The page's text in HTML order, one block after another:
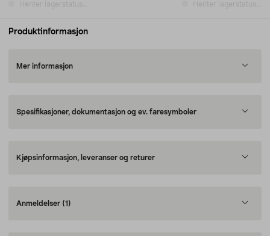
Henter lagerstatus... Henter lagerstatus...
Produktinformasjon
Mer informasjon
Spesifikasjoner, dokumentasjon og ev. faresymboler
Kjøpsinformasjon, leveranser og returer
Anmeldelser (1)